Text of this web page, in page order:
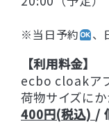
※当日予約 、
【利用料金】
ecbo cloakア
荷物サイズに
400円(税込) /